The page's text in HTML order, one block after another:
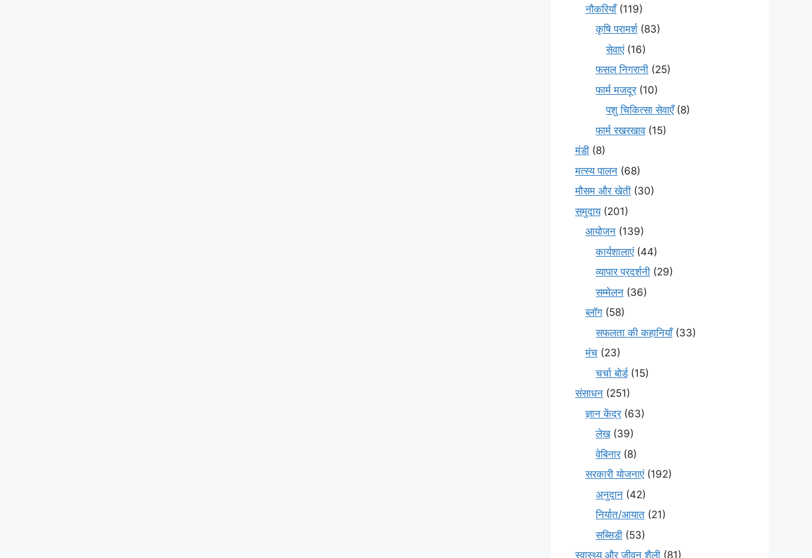
नौकरियाँ(119)
कृषि परामर्श(83)
सेवाएं(16)
फसल निगरानी (25)
फार्म मजदूर(10)
पशु चिकित्सा सेवाएँ(8)
फार्म रखरखाव(15)
मंडी (8)
मत्स्य पालन (68)
मौसम और खेती (30)
समुदाय(201)
आयोजन (139)
कार्यशालाएं(44)
व्यापार प्रदर्शनी (29)
सम्मेलन (36)
ब्लॉग (58)
सफलता की कहानियाँ(33)
मंच (23)
चर्चा बोर्ड(15)
संसाधन (251)
ज्ञान केंद्र(63)
लेख(39)
वेबिनार(8)
सरकारी योजनाएं(192)
अनुदान (42)
निर्यात/आयात (21)
सब्सिडी (53)
स्वास्थ्य और जीवन शैली (81)